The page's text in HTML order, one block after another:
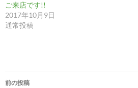
ご来店です!!
2017年10月9日
通常投稿
投
前の投稿